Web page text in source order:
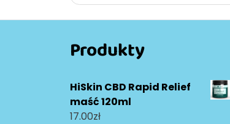
Produkty
HiSkin CBD Rapid Relief
maść 120ml
17.00zł